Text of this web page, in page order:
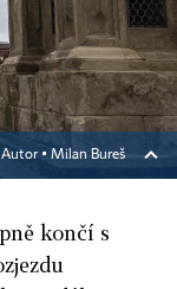
Autor ▪ Milan Bureš
končí s